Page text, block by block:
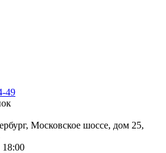
49
Московское шоссе, дом 25,